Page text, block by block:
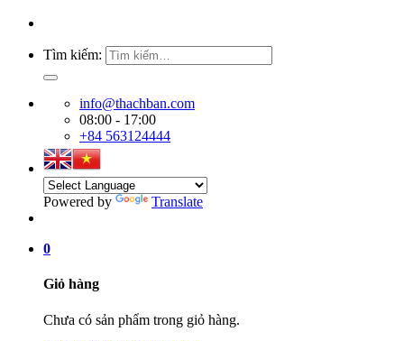
Tìm kiếm:
info@thachban.com
08:00 - 17:00
+84 563124444
Powered by Translate
0
Giỏ hàng
Chưa có sản phẩm trong giỏ hàng.